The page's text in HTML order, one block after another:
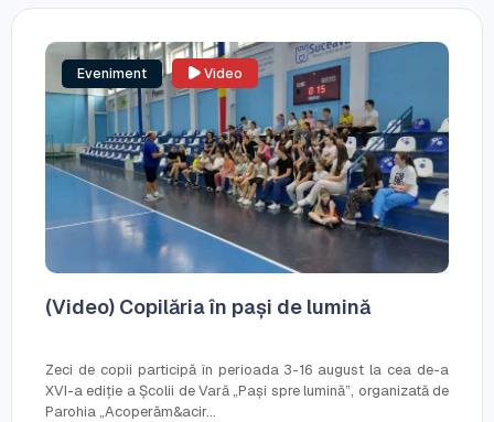
Eveniment Video
(Video) Copilăria în pași de lumină
Zeci de copii participă în perioada 3-16 august la cea de-a
XVI-a ediție a Școlii de Vară „Pași spre lumină”, organizată de
Parohia „Acoperăm&acir...